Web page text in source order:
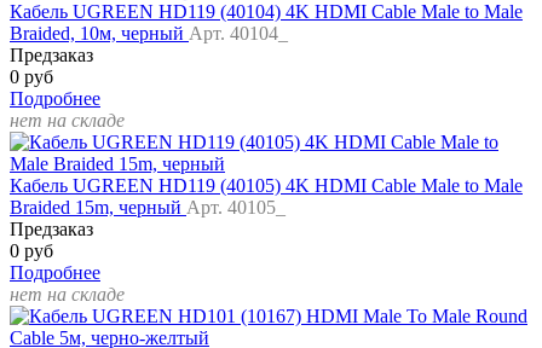
Кабель UGREEN HD119 (40104) 4K HDMI Cable Male to Male
Braided, 10м, черный Арт. 40104_
Предзаказ
0 руб
Подробнее
нет на складе
Кабель UGREEN HD119 (40105) 4K HDMI Cable Male to Male
Braided 15m, черный Арт. 40105_
Предзаказ
0 руб
Подробнее
нет на складе